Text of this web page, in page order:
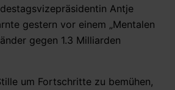
Antje
gestern vor einem „Mentalen
gegen 1.3 Milliarden
um Fortschritte zu bemühen,